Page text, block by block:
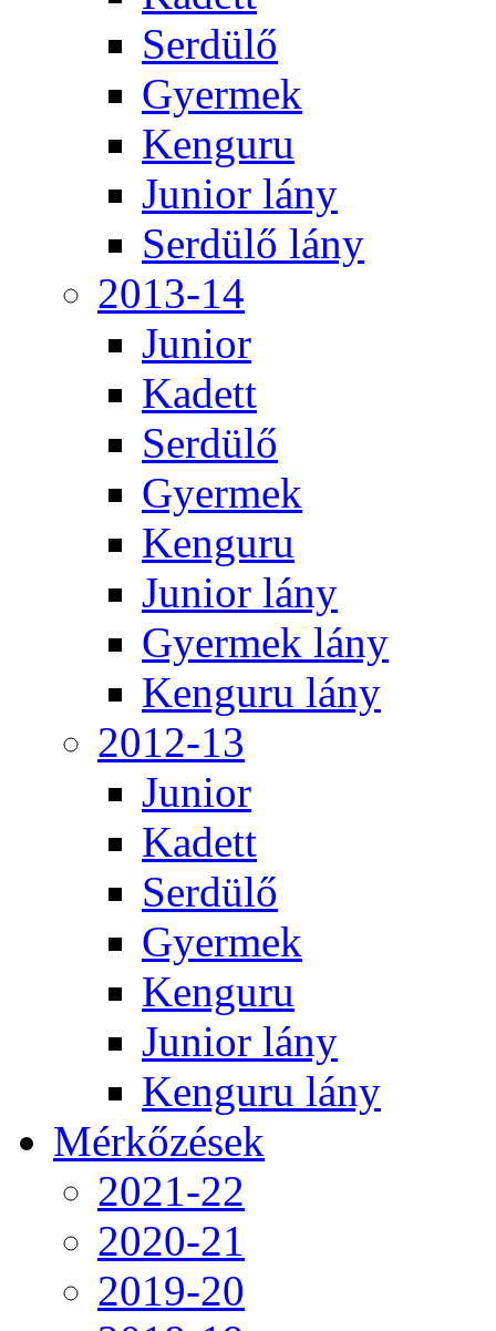
Serdülő
Gyermek
Kenguru
Junior lány
Serdülő lány
2013-14
Junior
Kadett
Serdülő
Gyermek
Kenguru
Junior lány
Gyermek lány
Kenguru lány
2012-13
Junior
Kadett
Serdülő
Gyermek
Kenguru
Junior lány
Kenguru lány
Mérkőzések
2021-22
2020-21
2019-20